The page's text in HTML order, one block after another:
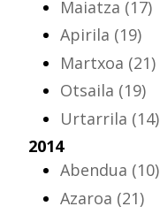
Maiatza (17)
Apirila (19)
Martxoa (21)
Otsaila (19)
Urtarrila (14)
2014
Abendua (10)
Azaroa (21)